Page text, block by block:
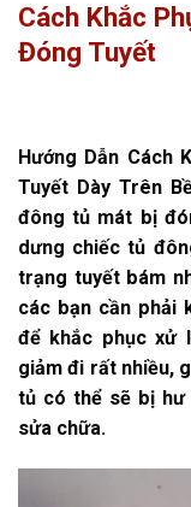
Cách Khắc
Đóng Tuyết
Hướng Dẫn Cách
Tuyết Dày Trên
đông tủ mát bị
dưng chiếc tủ
trạng tuyết bám
các bạn cần phải
để khắc phục xử
giảm đi rất nhiều,
tủ có thể sẽ bị hư
sửa chữa.